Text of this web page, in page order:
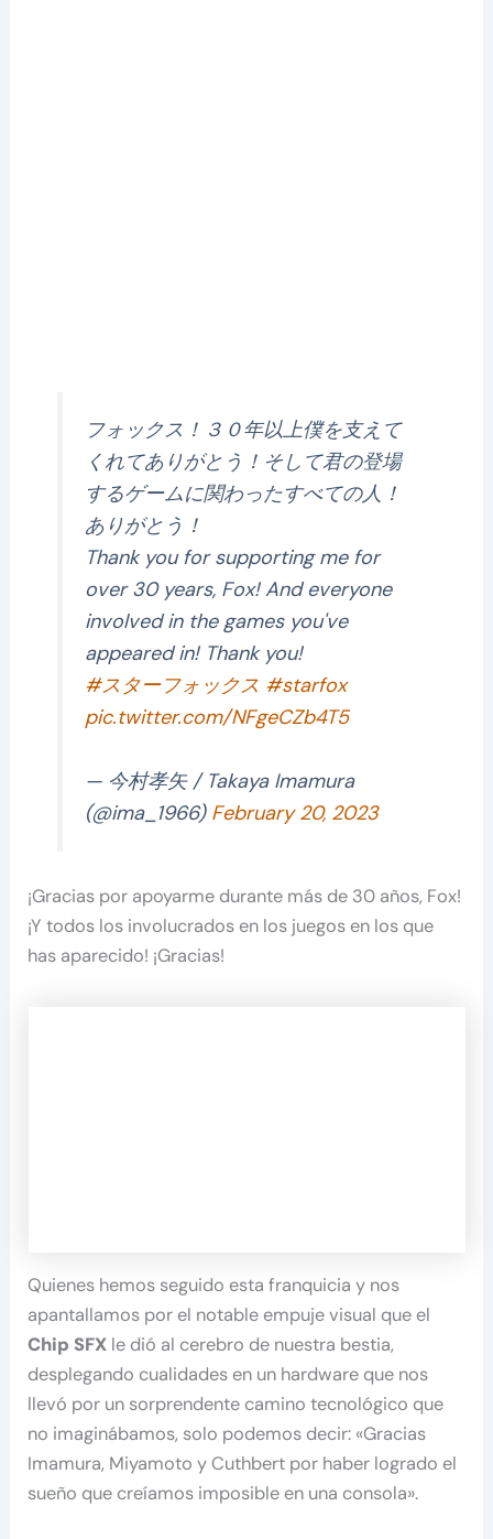
フォックス！３０年以上僕を支えて
くれてありがとう！そして君の登場
するゲームに関わったすべての人！
ありがとう！
Thank you for supporting me for
over 30 years, Fox! And everyone
involved in the games you've
appeared in! Thank you!
#スターフォックス #starfox
pic.twitter.com/NFgeCZb4T5
— 今村孝矢 / Takaya Imamura
(@ima_1966) February 20, 2023
¡Gracias por apoyarme durante más de 30 años, Fox!
¡Y todos los involucrados en los juegos en los que
has aparecido! ¡Gracias!
Quienes hemos seguido esta franquicia y nos
apantallamos por el notable empuje visual que el
Chip SFX le dió al cerebro de nuestra bestia,
desplegando cualidades en un hardware que nos
llevó por un sorprendente camino tecnológico que
no imaginábamos, solo podemos decir: «Gracias
Imamura, Miyamoto y Cuthbert por haber logrado el
sueño que creíamos imposible en una consola».